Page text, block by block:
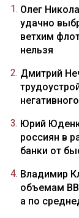
Олег
удачно
ветхим
нельзя
Дмитрий
Юрий
россиян в
банки от
Владимир
объемам
а по